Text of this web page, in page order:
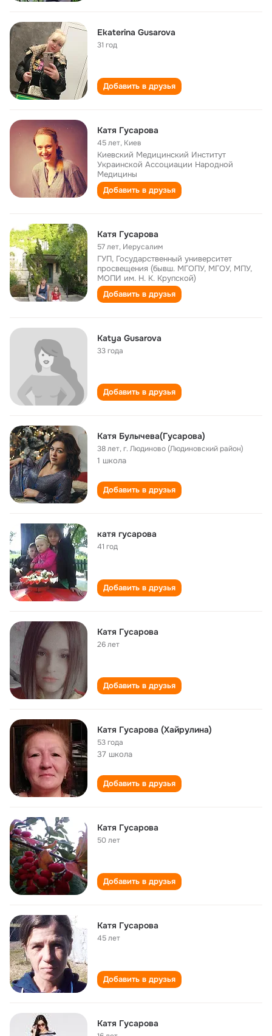
Ekaterina Gusarova
31 год
Добавить в друзья
Катя Гусарова
45 лет, Киев
Киевский Медицинский Институт
Украинской Ассоциации Народной
Медицины
Добавить в друзья
Катя Гусарова
57 лет, Иерусалим
ГУП, Государственный университет
просвещения (бывш. МГОПУ, МГОУ, МПУ,
МОПИ им. Н. К. Крупской)
Добавить в друзья
Katya Gusarova
33 года
Добавить в друзья
Катя Булычева(Гусарова)
38 лет,г. Людиново (Людиновский район)
1 школа
Добавить в друзья
катя гусарова
41 год
Добавить в друзья
Катя Гусарова
26 лет
Добавить в друзья
Катя Гусарова (Хайрулина)
53 года
37 школа
Добавить в друзья
Катя Гусарова
50 лет
Добавить в друзья
Катя Гусарова
45 лет
Добавить в друзья
Катя Гусарова